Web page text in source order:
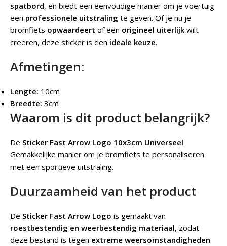
spatbord, en biedt een eenvoudige manier om je voertuig
een professionele uitstraling te geven. Of je nu je
bromfiets opwaardeert of een origineel uiterlijk wilt
creëren, deze sticker is een ideale keuze.
Afmetingen:
Lengte: 10cm
Breedte: 3cm
Waarom is dit product belangrijk?
De Sticker Fast Arrow Logo 10x3cm Universeel.
Gemakkelijke manier om je bromfiets te personaliseren
met een sportieve uitstraling.
Duurzaamheid van het product
De Sticker Fast Arrow Logo is gemaakt van
roestbestendig en weerbestendig materiaal, zodat
deze bestand is tegen extreme weersomstandigheden